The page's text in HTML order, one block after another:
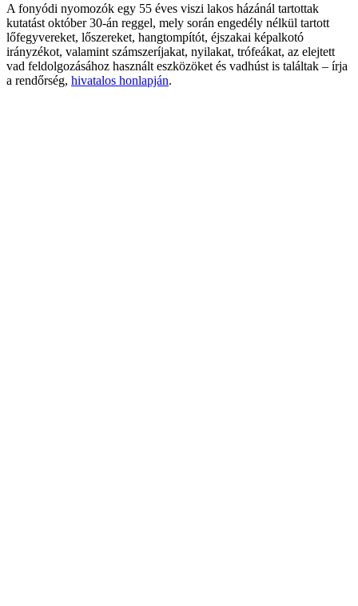
A fonyódi nyomozók egy 55 éves viszi lakos házánál tartottak
kutatást október 30-án reggel, mely során engedély nélkül tartott
lőfegyvereket, lőszereket, hangtompítót, éjszakai képalkotó
irányzékot, valamint számszeríjakat, nyilakat, trófeákat, az elejtett
vad feldolgozásához használt eszközöket és vadhúst is találtak – írja
a rendőrség, hivatalos honlapján.